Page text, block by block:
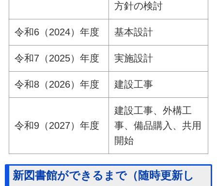
方針の検討
令和6（2024）年度 基本設計
令和7（2025）年度 実施設計
令和8（2026）年度 建設工事
令和9（2027）年度
建設工事、外構工
事、備品購入、共用
開始
新図書館ができるまで（随時更新し